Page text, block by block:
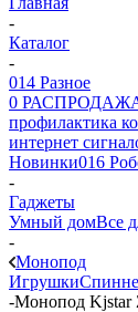
-
Каталог
-
014 Разное
0 РАСПРОДАЖА.
профилактика
интернет
Новинки016
-
Гаджеты
Умный домВсе
-
Монопод
Игрушки
-Монопод Kjstar